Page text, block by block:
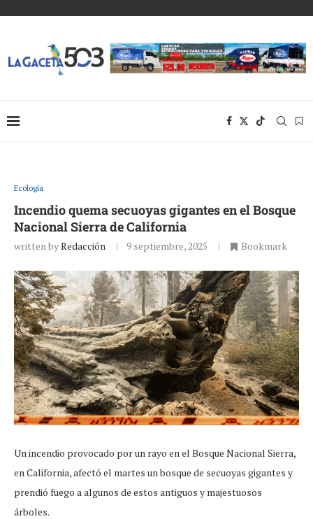
Ecología
Incendio quema secuoyas gigantes en el Bosque
Nacional Sierra de California
written byRedacción 9 septiembre, 2025 Bookmark
Un incendio provocado por un rayo en el Bosque Nacional Sierra,
en California, afectó el martes un bosque de secuoyas gigantes y
prendió fuego a algunos de estos antiguos y majestuosos
árboles.